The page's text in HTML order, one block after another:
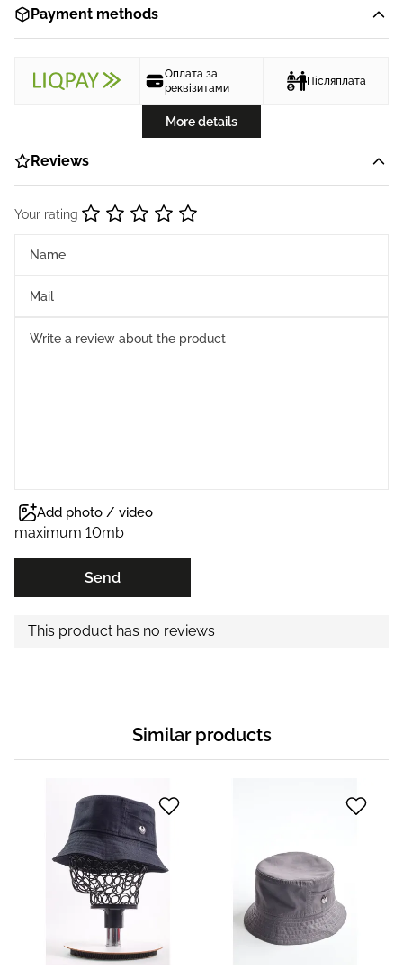
Payment methods
Оплата за
реквізитами
Післяплата
More details
Reviews
Your rating
Add photo / video
maximum 10mb
Send
This product has no reviews
Similar products